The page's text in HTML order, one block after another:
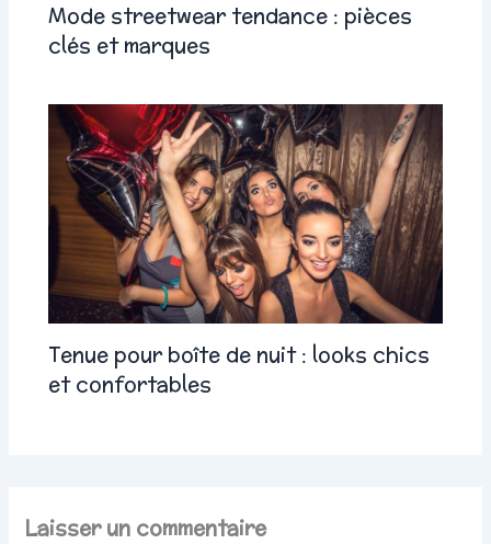
Mode streetwear tendance : pièces
clés et marques
Tenue pour boîte de nuit : looks chics
et confortables
Laisser un commentaire